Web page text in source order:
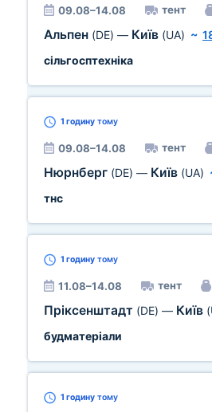
09.08–14.08 тент
Альпен (DE) — Київ (UA) ~
сільгосптехніка
1 годину тому
09.08–14.08 тент
Нюрнберг (DE) — Київ (UA)
тнс
1 годину тому
11.08–14.08 тент
Пріксенштадт (DE) — Київ
будматеріали
1 годину тому